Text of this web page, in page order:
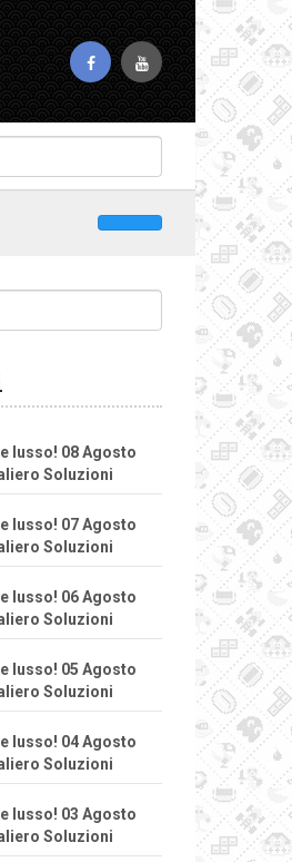
lusso! 08 Agosto
Soluzioni
lusso! 07 Agosto
Soluzioni
lusso! 06 Agosto
Soluzioni
lusso! 05 Agosto
Soluzioni
lusso! 04 Agosto
Soluzioni
lusso! 03 Agosto
Soluzioni